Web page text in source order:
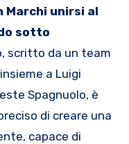
unirsi al
sotto
scritto da un team
a Luigi
Spagnuolo, è
di creare una
capace di